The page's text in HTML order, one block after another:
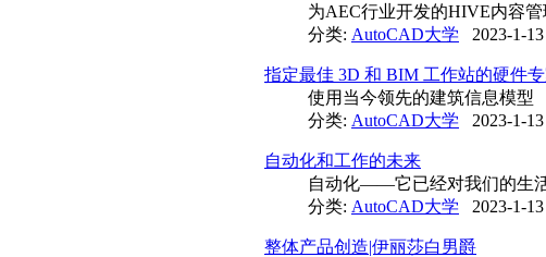
为AEC行业开发的HIVE内容管
分类: AutoCAD大学 2023-1-
指定最佳 3D 和 BIM 工作站的硬件
使用当今领先的建筑信息模型
分类: AutoCAD大学 2023-1-
自动化和工作的未来
自动化——它已经对我们的生
分类: AutoCAD大学 2023-1-
整体产品创造|伊丽莎白男爵